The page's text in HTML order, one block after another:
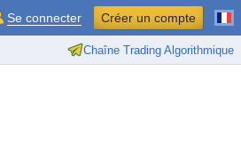
Chaîne Trading Algorithmique
Se connecter Créer un compte